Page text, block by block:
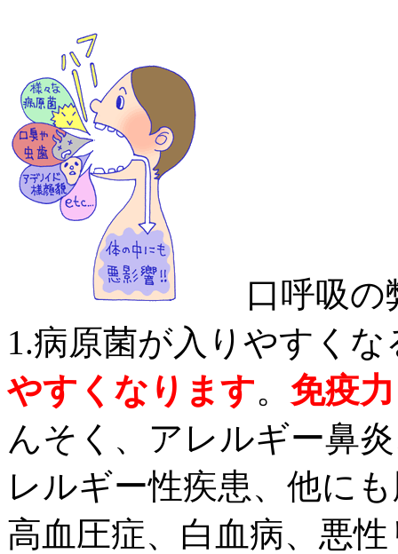
口呼吸の
1.病原菌が入りやすくな
やすくなります。 免疫
んそく、アレルギー鼻
レルギー性疾患、他に
高血圧症、白血病、悪